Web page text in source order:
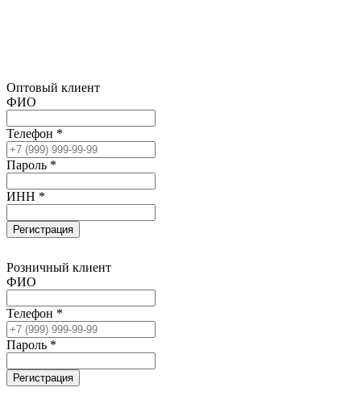
Оптовый клиент
ФИО
Телефон *
Пароль *
ИНН *
Регистрация
Розничный клиент
ФИО
Телефон *
Пароль *
Регистрация